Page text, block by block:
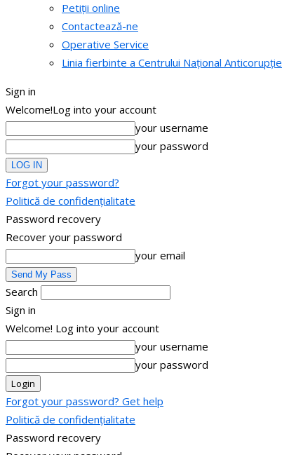
Petiții online
Contactează-ne
Operative Service
Linia fierbinte a Centrului Național Anticorupție
Sign in
Welcome!Log into your account
your username
your password
Forgot your password?
Politică de confidențialitate
Password recovery
Recover your password
your email
Search
Sign in
Welcome! Log into your account
your username
your password
Forgot your password? Get help
Politică de confidențialitate
Password recovery